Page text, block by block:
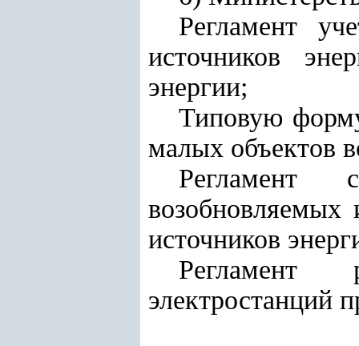
Регламент
источников
энергии;
Типовую
малых объектов
Регламент
возобновляемых
источников
Регламент
электростанций